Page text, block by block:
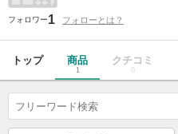
フォロワー1 フォローとは？
トップ 商品
1
クチコミ
0